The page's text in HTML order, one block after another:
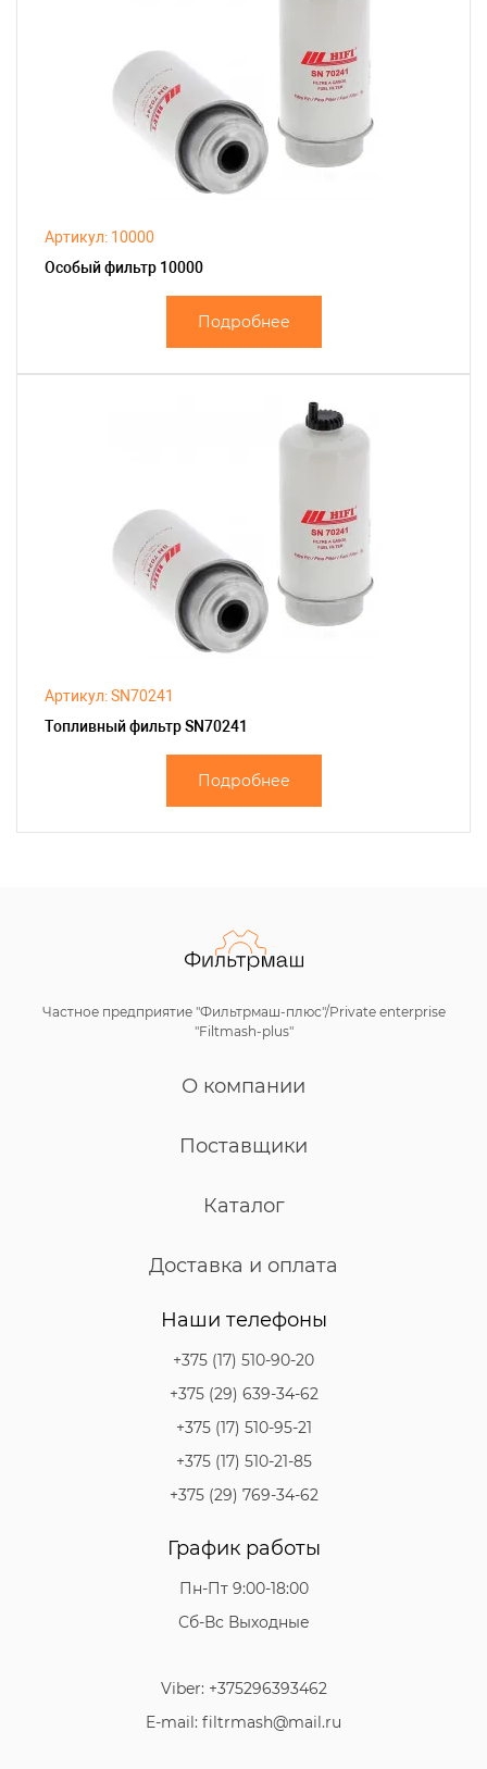
Артикул: 10000
Особый фильтр 10000
Подробнее
Артикул: SN70241
Топливный фильтр SN70241
Подробнее
Частное предприятие "Фильтрмаш-плюс"/Private enterprise
"Filtmash-plus"
О компании
Поставщики
Каталог
Доставка и оплата
Наши телефоны
+375 (17) 510-90-20
+375 (29) 639-34-62
+375 (17) 510-95-21
+375 (17) 510-21-85
+375 (29) 769-34-62
График работы
Пн-Пт 9:00-18:00
Сб-Вс Выходные
Viber: +375296393462
E-mail: filtrmash@mail.ru